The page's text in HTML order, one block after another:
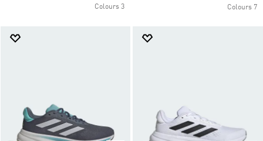
7 Colours
3 Colours